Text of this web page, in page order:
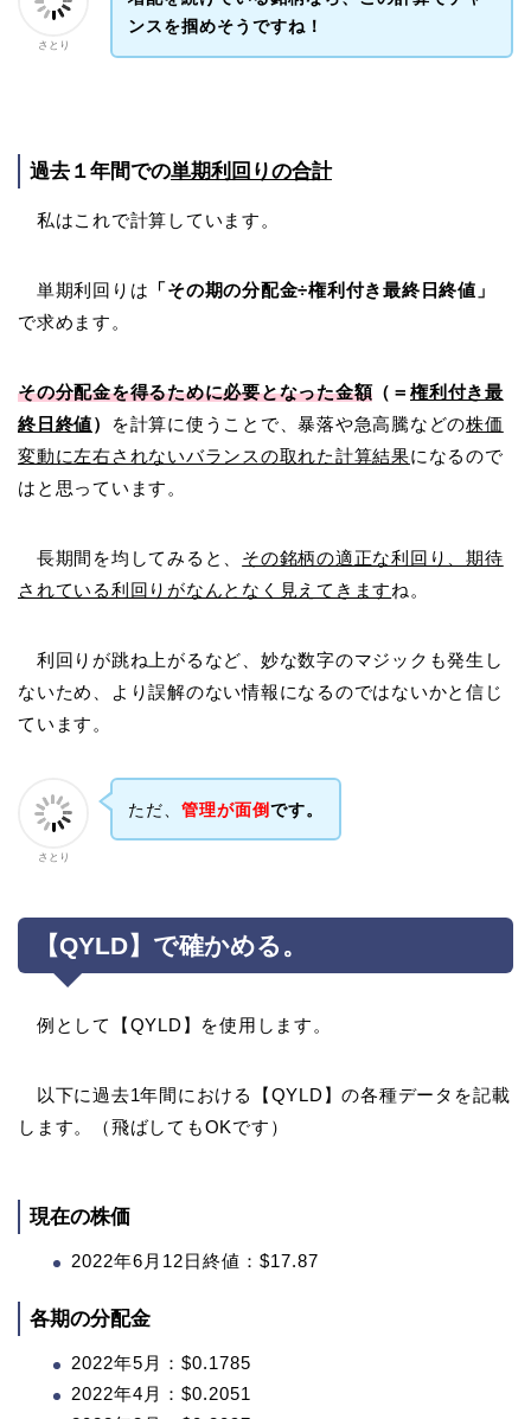
さとり
ンスを掴めそうですね！
過去１年間での単期利回りの合計
私はこれで計算しています。
単期利回りは 「その期の分配金÷権利付き最終日終値」
で求めます。
その分配金を得るために必要となった金額（＝ 権利付き最
終日終値） を計算に使うことで、暴落や急高騰などの株価
変動に左右されないバランスの取れた計算結果になるので
はと思っています。
長期間を均してみると、 その銘柄の適正な利回り、期待
されている利回りがなんとなく見えてきますね。
利回りが跳ね上がるなど、妙な数字のマジックも発生し
ないため、より誤解のない情報になるのではないかと信じ
ています。
さとり
ただ、 管理が面倒です。
【QYLD】で確かめる。
例として【QYLD】を使用します。
以下に過去1年間における【QYLD】の各種データを記載
します。（飛ばしてもOKです）
現在の株価
2022年6月12日終値：$17.87
各期の分配金
2022年5月：$0.1785
2022年4月：$0.2051